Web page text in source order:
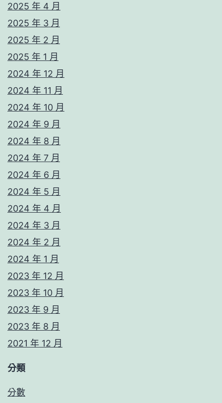
2025 年 4 月
2025 年 3 月
2025 年 2 月
2025 年 1 月
2024 年 12 月
2024 年 11 月
2024 年 10 月
2024 年 9 月
2024 年 8 月
2024 年 7 月
2024 年 6 月
2024 年 5 月
2024 年 4 月
2024 年 3 月
2024 年 2 月
2024 年 1 月
2023 年 12 月
2023 年 10 月
2023 年 9 月
2023 年 8 月
2021 年 12 月
分類
分數